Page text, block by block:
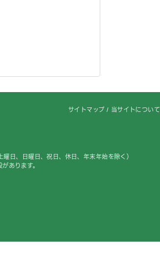
サイトマップ 当サイトについて
日、日曜日、祝日、休日、年末年始を除く）
あります。